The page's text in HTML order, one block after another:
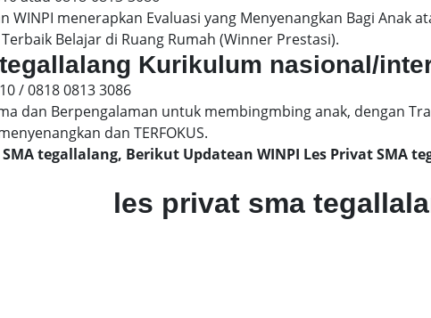
WINPI menerapkan Evaluasi yang Menyenangkan Bagi Anak
Belajar di Ruang Rumah (Winner Prestasi).
Kurikulum nasional/
/ 0818 0813 3086
dan Berpengalaman untuk membingmbing anak, dengan
dan TERFOKUS.
tegallalang, Berikut Updatean WINPI Les Privat SMA
les privat sma